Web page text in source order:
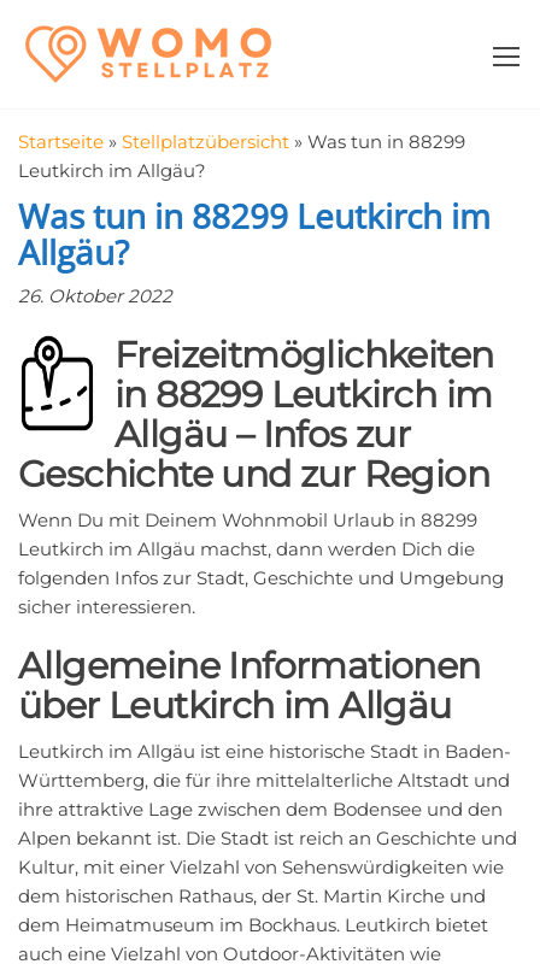
Inhalt
springen
in der Nähe
Startseite » Stellplatzübersicht » Was tun in 88299
Leutkirch im Allgäu?
Was tun in 88299 Leutkirch im
Allgäu?
26. Oktober 2022
Freizeitmöglichkeiten
in 88299 Leutkirch im
Allgäu – Infos zur
Geschichte und zur Region
Wenn Du mit Deinem Wohnmobil Urlaub in 88299
Leutkirch im Allgäu machst, dann werden Dich die
folgenden Infos zur Stadt, Geschichte und Umgebung
sicher interessieren.
Allgemeine Informationen
über Leutkirch im Allgäu
Leutkirch im Allgäu ist eine historische Stadt in Baden-
Württemberg, die für ihre mittelalterliche Altstadt und
ihre attraktive Lage zwischen dem Bodensee und den
Alpen bekannt ist. Die Stadt ist reich an Geschichte und
Kultur, mit einer Vielzahl von Sehenswürdigkeiten wie
dem historischen Rathaus, der St. Martin Kirche und
dem Heimatmuseum im Bockhaus. Leutkirch bietet
auch eine Vielzahl von Outdoor-Aktivitäten wie